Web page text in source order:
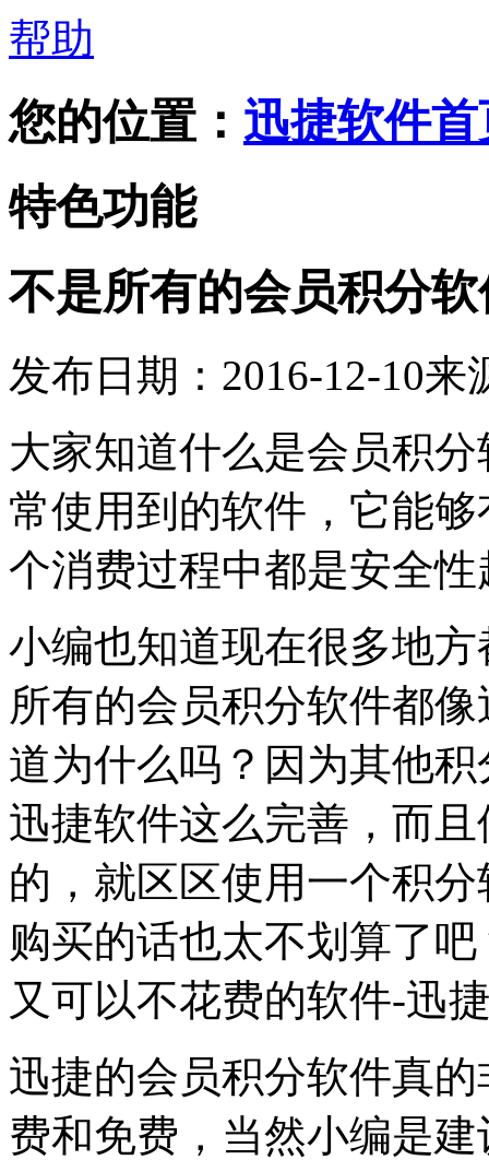
帮助
您的位置： 迅捷软件首
特色功能
不是所有的会员积分
发布日期：2016-12-10来
大家知道什么是会员积分
常使用到的软件，它能
个消费过程中都是安全
小编也知道现在很多地方
所有的会员积分软件都像
道为什么吗？因为其他
迅捷软件这么完善，而
的，就区区使用一个积
购买的话也太不划算了
又可以不花费的软件-迅
迅捷的会员积分软件真的
费和免费，当然小编是